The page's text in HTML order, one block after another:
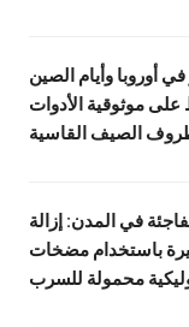
أوروبا وأيام الصين
على موثوقية الأدوات
ظروف الصيف القاسية
في المدن: إزالة
باستخدام مضخات
محمولة للسرب